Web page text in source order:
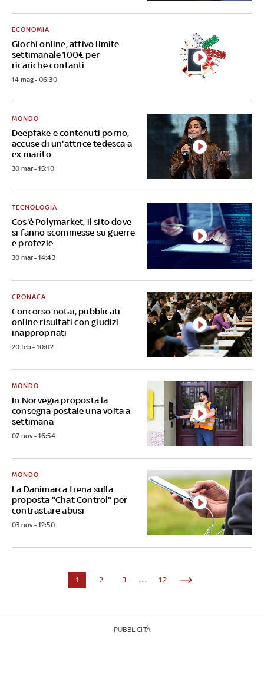
Giochi online, attivo limite
settimanale 100€ per
ricariche contanti
ECONOMIA
14 mag - 06:30
Deepfake e contenuti porno,
accuse di un'attrice tedesca a
ex marito
MONDO
30 mar - 15:10
Cos'è Polymarket, il sito dove
si fanno scommesse su guerre
e profezie
TECNOLOGIA
30 mar - 14:43
Concorso notai, pubblicati
online risultati con giudizi
inappropriati
CRONACA
20 feb - 10:02
In Norvegia proposta la
consegna postale una volta a
settimana
MONDO
07 nov - 16:54
La Danimarca frena sulla
proposta "Chat Control" per
contrastare abusi
MONDO
03 nov - 12:50
1 2 3 ... 12
PUBBLICITÀ